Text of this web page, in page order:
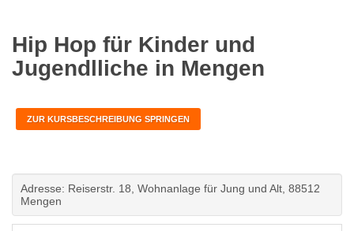
Hip Hop für Kinder und
Jugendlliche in Mengen
ZUR KURSBESCHREIBUNG SPRINGEN
Adresse: Reiserstr. 18, Wohnanlage für Jung und Alt, 88512
Mengen